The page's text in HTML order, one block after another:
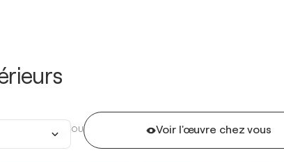
OU Voir l'œuvre chez vous